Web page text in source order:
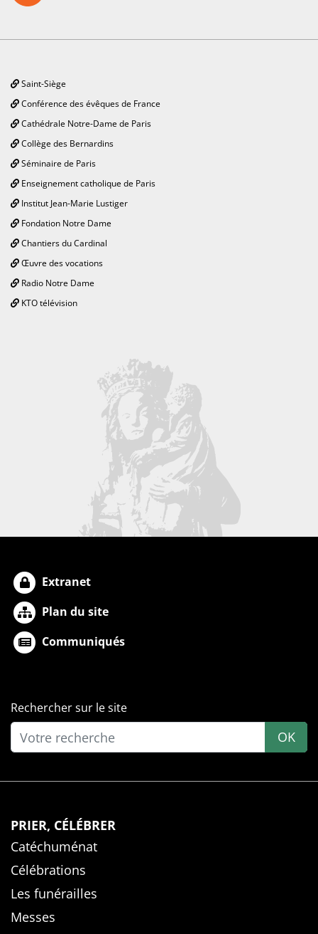
Saint-Siège
Conférence des évêques de France
Cathédrale Notre-Dame de Paris
Collège des Bernardins
Séminaire de Paris
Enseignement catholique de Paris
Institut Jean-Marie Lustiger
Fondation Notre Dame
Chantiers du Cardinal
Œuvre des vocations
Radio Notre Dame
KTO télévision
Extranet
Plan du site
Communiqués
Rechercher sur le site
OK
PRIER, CÉLÉBRER
Catéchuménat
Célébrations
Les funérailles
Messes